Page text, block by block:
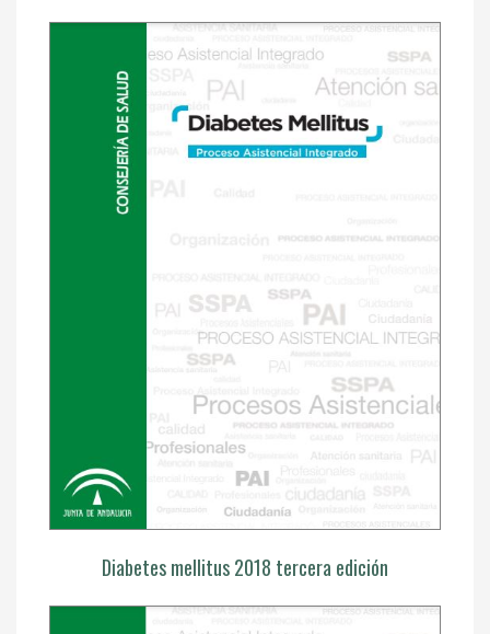
Diabetes mellitus 2018 tercera edición